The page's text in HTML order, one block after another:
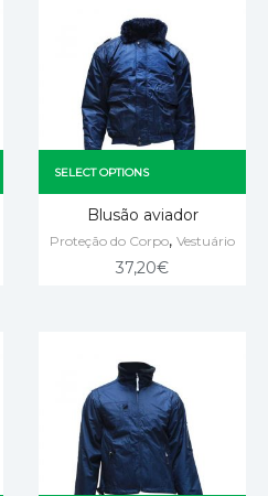
SELECT OPTIONS
Blusão aviador
Proteção do Corpo,Vestuário
37,20€